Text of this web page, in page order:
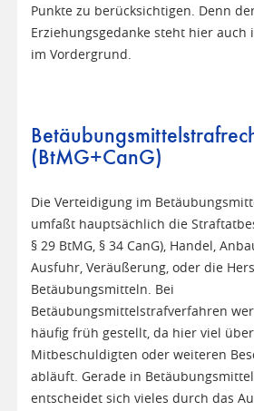
Punkte zu berücksichtigen. Denn
Erziehungsgedanke steht hier auch
im Vordergrund.
(BtMG+CanG)
Die Verteidigung im
umfaßt hauptsächlich die
§ 29 BtMG, § 34 CanG), Handel,
Ausfuhr, Veräußerung, oder die
Betäubungsmitteln. Bei
Betäubungsmittelstrafverfahren
häufig früh gestellt, da hier viel
Mitbeschuldigten oder weiteren
abläuft. Gerade in
entscheidet sich vieles durch das